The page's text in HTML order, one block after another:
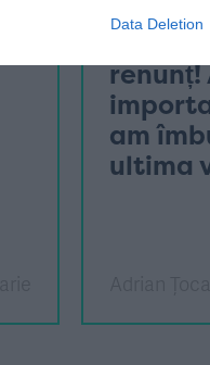
Data Deletion
renunț!
am
ultima